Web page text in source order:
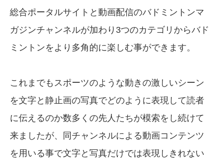
総合ポータルサイトと動画配信のバドミントンマ
ガジンチャンネルが加わり3つのカテゴリからバド
ミントンをより多角的に楽しむ事ができます。
これまでもスポーツのような動きの激しいシーン
を文字と静止画の写真でどのように表現して読者
に伝えるのか数多くの先人たちが模索をし続けて
来ましたが、同チャンネルによる動画コンテンツ
を用いる事で文字と写真だけでは表現しきれない